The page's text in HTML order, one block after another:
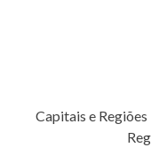
Capitais e